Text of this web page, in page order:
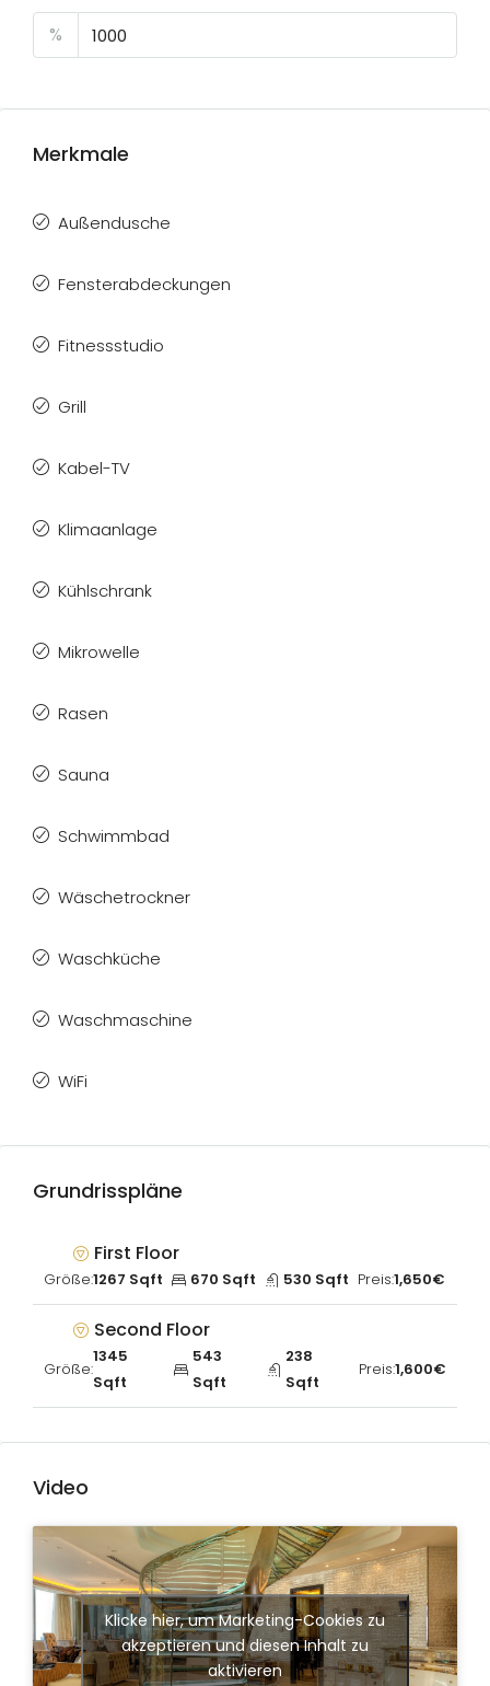
%
Merkmale
Außendusche
Fensterabdeckungen
Fitnessstudio
Grill
Kabel-TV
Klimaanlage
Kühlschrank
Mikrowelle
Rasen
Sauna
Schwimmbad
Wäschetrockner
Waschküche
Waschmaschine
WiFi
Grundrisspläne
First Floor
Größe:1267 Sqft 670 Sqft 530 Sqft Preis:1,650€
Second Floor
Größe:
1345
Sqft
543
Sqft
238
Sqft
Preis:1,600€
Video
Klicke hier, um Marketing-Cookies zu
akzeptieren und diesen Inhalt zu
aktivieren